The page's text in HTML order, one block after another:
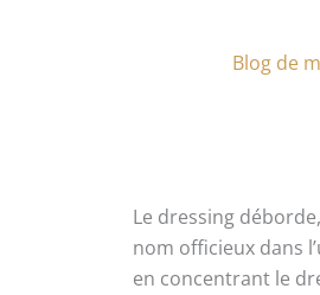
Blog de
Le dressing
nom officieux dans
en concentrant le